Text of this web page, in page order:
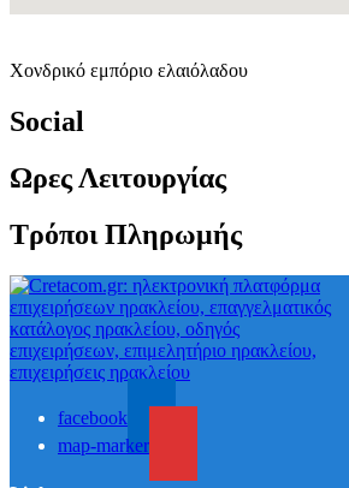
Χονδρικό εμπόριο ελαιόλαδου
Social
Ωρες Λειτουργίας
Τρόποι Πληρωμής
facebook
map-marker